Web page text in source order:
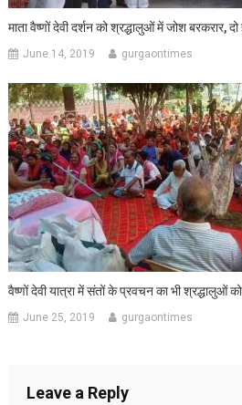
माता वैष्णों देवी दर्शन को श्रद्धालुओं में जोश बरकरार, दो
June 14, 2019 gurgaontimes
वैष्णों देवी यात्रा में संतों के प्रवचन का भी श्रद्धालुओं
June 25, 2019 gurgaontimes
Leave a Reply